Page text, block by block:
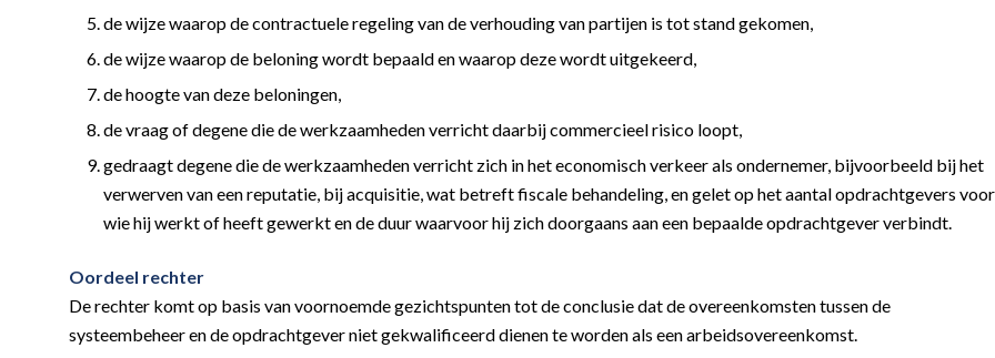
de wijze waarop de contractuele regeling van de verhouding van partijen is tot stand gekomen,
de wijze waarop de beloning wordt bepaald en waarop deze wordt uitgekeerd,
de hoogte van deze beloningen,
de vraag of degene die de werkzaamheden verricht daarbij commercieel risico loopt,
gedraagt degene die de werkzaamheden verricht zich in het economisch verkeer als ondernemer, bijvoorbeeld bij het
verwerven van een reputatie, bij acquisitie, wat betreft fiscale behandeling, en gelet op het aantal opdrachtgevers voor
wie hij werkt of heeft gewerkt en de duur waarvoor hij zich doorgaans aan een bepaalde opdrachtgever verbindt.
Oordeel rechter
De rechter komt op basis van voornoemde gezichtspunten tot de conclusie dat de overeenkomsten tussen de
systeembeheer en de opdrachtgever niet gekwalificeerd dienen te worden als een arbeidsovereenkomst.